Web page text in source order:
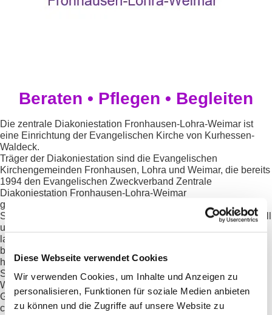
Diese Webseite verwendet Cookies
Wir verwenden Cookies, um Inhalte und Anzeigen zu
personalisieren, Funktionen für soziale Medien anbieten
zu können und die Zugriffe auf unsere Website zu
Beraten • Pflegen • Begleiten
Die zentrale Diakoniestation Fronhausen-Lohra-Weimar ist
eine Einrichtung der Evangelischen Kirche von Kurhessen-
Waldeck.
Träger der Diakoniestation sind die Evangelischen
Kirchengemeinden Fronhausen, Lohra und Weimar, die bereits
1994 den Evangelischen Zweckverband Zentrale
Diakoniestation Fronhausen-Lohra-Weimar
gegründet haben.
Seit dieser Zeit beraten, pflegen und begleiten wir professionell
und kompetent Patienten in der Region. Aufgrund unserer
langjährigen Erfahrung bekommen sie die Hilfe, die sie
benötigen, um ihre Selbstständigkeit zu erhalten, oder wieder
herzustellen, ihr Leiden zu lindern oder ihnen ein würdevolles
Sterben zu ermöglichen.
Wir nehmen als Arbeitsschwerpunkt die ambulante
Gesundheits-, Kranken-, Alten- und Sozialpflege nach
christlichem Verständnis wahr und bieten: